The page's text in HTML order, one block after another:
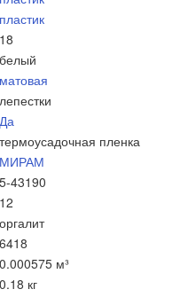
пластик
18
белый
матовая
лепестки
Да
термоусадочная пленка
МИРАМ
5-43190
12
оргалит
6418
0.000575 м³
0.18 кг